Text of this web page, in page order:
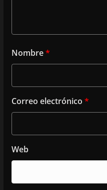
Nombre*
Correo electrónico *
Web